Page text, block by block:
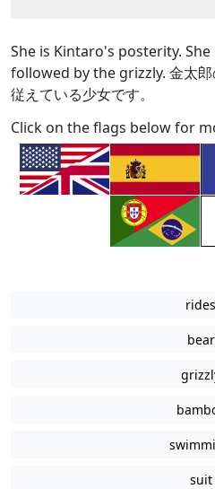
She is Kintaro's posterity.
followed by the grizzly. 金太郎
従えている少女です。
Click on the flags below for
rides
bear
suit